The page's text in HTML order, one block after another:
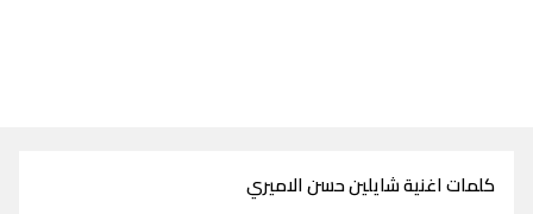
كلمات اغنية شايلين حسن الاميري